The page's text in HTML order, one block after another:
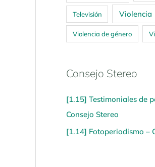
Televisión Violencia
Violencia de género
Consejo Stereo
[1.15] Testimoniales de
Consejo Stereo
[1.14] Fotoperiodismo –